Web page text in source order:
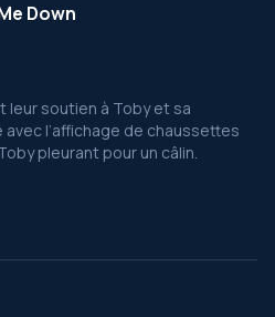
Down
leur soutien à Toby et sa
l’affichage de chaussettes
pleurant pour un câlin.